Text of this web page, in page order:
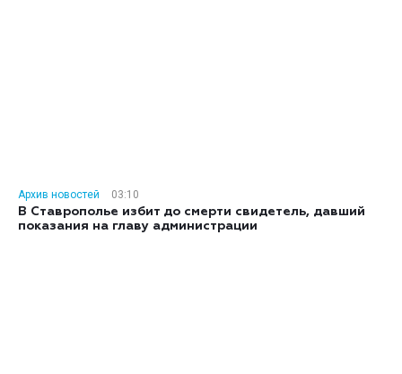
Архив новостей
03:10
В Ставрополье избит до смерти свидетель, давший
показания на главу администрации